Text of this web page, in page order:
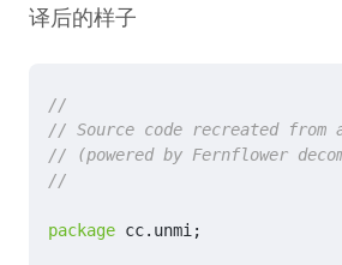
译后的样子
//
// Source code recreated
// (powered by Fernflower
//
package cc.unmi ;